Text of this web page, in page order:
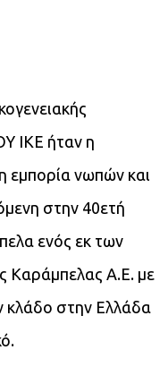
ΙΚΕ ήταν η
εμπορία νωπών και
στην 40ετή
ενός εκ των
Καράμπελας Α.Ε. με
κλάδο στην Ελλάδα